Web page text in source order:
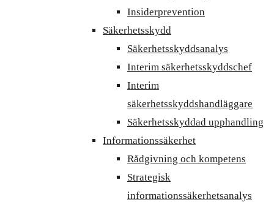
Insiderprevention
Säkerhetsskydd
Säkerhetsskyddsanalys
Interim säkerhetsskyddschef
Interim
säkerhetsskyddshandläggare
Säkerhetsskyddad upphandling
Informationssäkerhet
Rådgivning och kompetens
Strategisk
informationssäkerhetsanalys